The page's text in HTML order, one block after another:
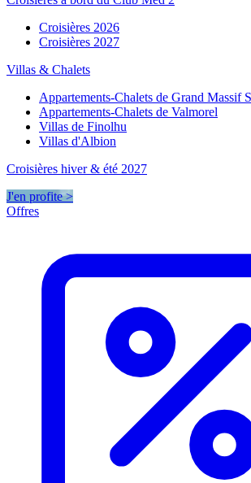
Croisières 2026
Croisières 2027
Villas & Chalets
Appartements-Chalets de Grand Massif
Appartements-Chalets de Valmorel
Villas de Finolhu
Villas d'Albion
Croisières hiver & été 2027
J'en profite >
Offres